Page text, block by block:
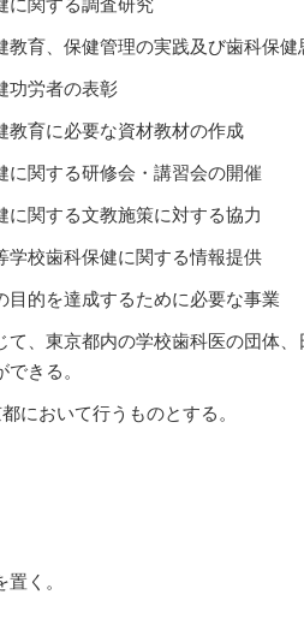
教育、保健管理の実践及び歯科保健
功労者の表彰
教育に必要な資材教材の作成
に関する研修会・講習会の開催
に関する文教施策に対する協力
学校歯科保健に関する情報提供
目的を達成するために必要な事業
て、東京都内の学校歯科医の団体
きる。
において行うものとする。
く。